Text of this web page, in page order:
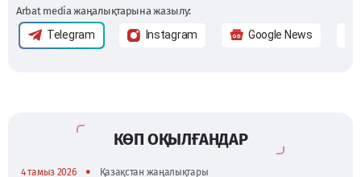
Arbat media жаңалықтарына жазылу:
Telegram Instagram Google News
КӨП ОҚЫЛҒАНДАР
4 тамыз 2026 • Қазақстан жаңалықтары